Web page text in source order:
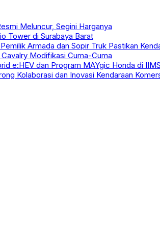
Meluncur, Segini Harganya
Tower di Surabaya Barat
Armada dan Sopir Truk Pastikan
Modifikasi Cuma-Cuma
e:HEV dan Program MAYgic Honda di
Kolaborasi dan Inovasi Kendaraan